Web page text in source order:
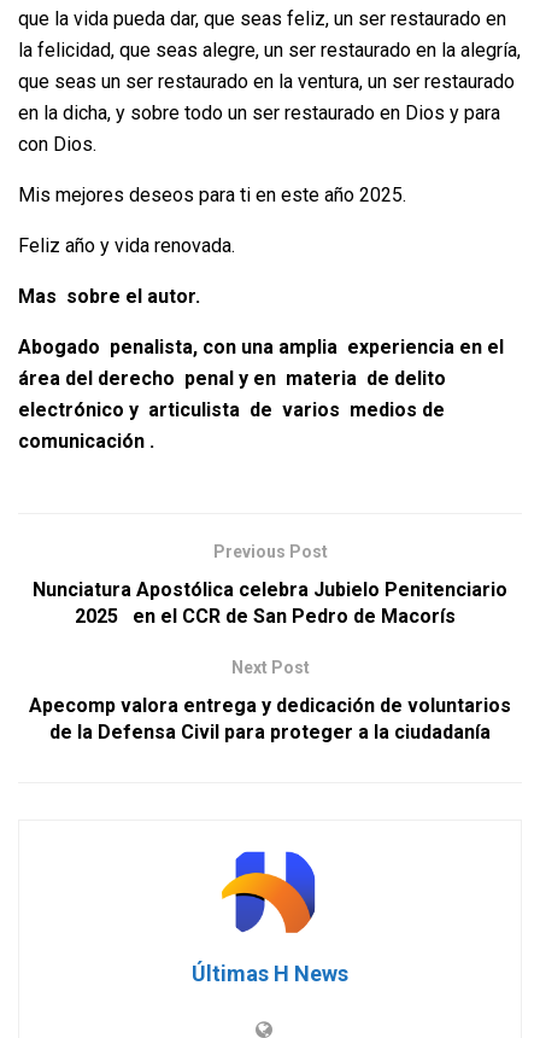
que la vida pueda dar, que seas feliz, un ser restaurado en
la felicidad, que seas alegre, un ser restaurado en la alegría,
que seas un ser restaurado en la ventura, un ser restaurado
en la dicha, y sobre todo un ser restaurado en Dios y para
con Dios.
Mis mejores deseos para ti en este año 2025.
Feliz año y vida renovada.
Mas sobre el autor.
Abogado penalista, con una amplia experiencia en el
área del derecho penal y en materia de delito
electrónico y articulista de varios medios de
comunicación .
Previous Post
Nunciatura Apostólica celebra Jubielo Penitenciario
2025 en el CCR de San Pedro de Macorís
Next Post
Apecomp valora entrega y dedicación de voluntarios
de la Defensa Civil para proteger a la ciudadanía
Últimas H News